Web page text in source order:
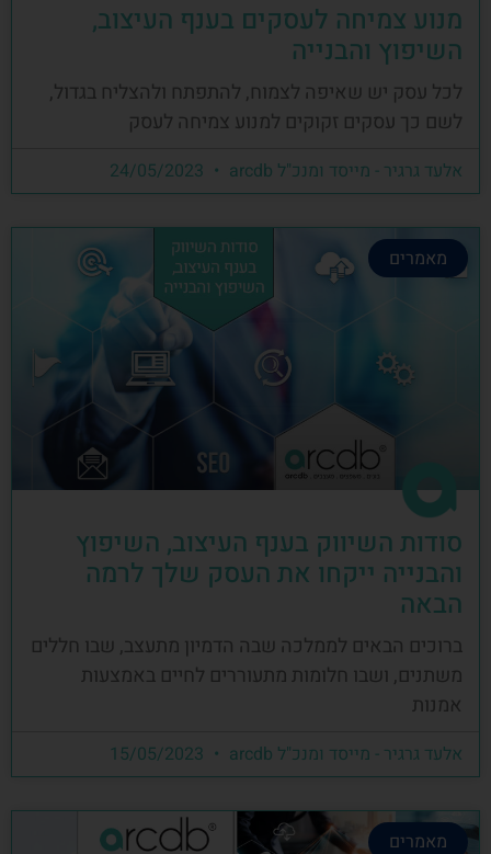
מנוע צמיחה לעסקים בענף העיצוב,
השיפוץ והבנייה
לכל עסק יש שאיפה לצמוח, להתפתח ולהצליח בגדול,
לשם כך עסקים זקוקים למנוע צמיחה לעסק
אלעד גרגיר - מייסד ומנכ"ל arcdb
מאמרים
סודות השיווק בענף העיצוב, השיפוץ
והבנייה ייקחו את העסק שלך לרמה
הבאה
ברוכים הבאים לממלכה שבה הדמיון מתעצב, שבו חללים
משתנים, ושבו חלומות מתעוררים לחיים באמצעות
אמנות
אלעד גרגיר - מייסד ומנכ"ל arcdb
מאמרים